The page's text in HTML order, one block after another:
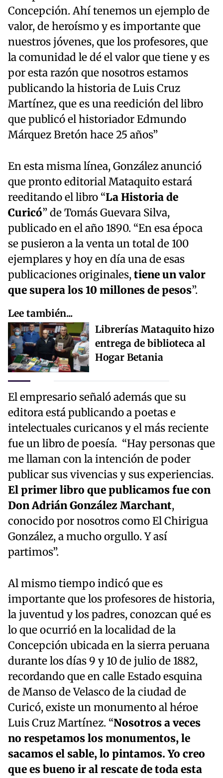
Concepción. Ahí tenemos un ejemplo de
valor, de heroísmo y es importante que
nuestros jóvenes, que los profesores, que
la comunidad le dé el valor que tiene y es
por esta razón que nosotros estamos
publicando la historia de Luis Cruz
Martínez, que es una reedición del libro
que publicó el historiador Edmundo
Márquez Bretón hace 25 años”
En esta misma línea, González anunció
que pronto editorial Mataquito estará
reeditando el libro “La Historia de
Curicó” de Tomás Guevara Silva,
publicado en el año 1890. “En esa época
se pusieron a la venta un total de 100
ejemplares y hoy en día una de esas
publicaciones originales,tiene un valor
que supera los 10 millones de pesos”.
Lee también...
Librerías Mataquito hizo
entrega de biblioteca al
Hogar Betania
El empresario señaló además que su
editora está publicando a poetas e
intelectuales curicanos y el más reciente
fue un libro de poesía. “Hay personas que
me llaman con la intención de poder
publicar sus vivencias y sus experiencias.
El primer libro que publicamos fue con
Don Adrián González Marchant,
conocido por nosotros como El Chirigua
González, a mucho orgullo. Y así
partimos”.
Al mismo tiempo indicó que es
importante que los profesores de historia,
la juventud y los padres, conozcan qué es
lo que ocurrió en la localidad de la
Concepción ubicada en la sierra peruana
durante los días 9 y 10 de julio de 1882,
recordando que en calle Estado esquina
de Manso de Velasco de la ciudad de
Curicó, existe un monumento al héroe
Luis Cruz Martínez. “Nosotros a veces
no respetamos los monumentos, le
sacamos el sable, lo pintamos. Yo creo
que es bueno ir al rescate de toda esta